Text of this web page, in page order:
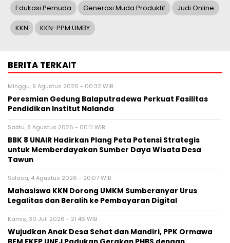
Edukasi Pemuda Generasi Muda Produktif Judi Online
KKN KKN-PPM UMBY
BERITA TERKAIT
Minggu, 9 Agustus 2026 - 00:32 WIB
Peresmian Gedung Balaputradewa Perkuat Fasilitas
Pendidikan Institut Nalanda
Sabtu, 8 Agustus 2026 - 00:11 WIB
BBK 8 UNAIR Hadirkan Plang Peta Potensi Strategis
untuk Memberdayakan Sumber Daya Wisata Desa
Tawun
Selasa, 4 Agustus 2026 - 20:07 WIB
Mahasiswa KKN Dorong UMKM Sumberanyar Urus
Legalitas dan Beralih ke Pembayaran Digital
Kamis, 30 Juli 2026 - 21:46 WIB
Wujudkan Anak Desa Sehat dan Mandiri, PPK Ormawa